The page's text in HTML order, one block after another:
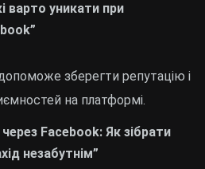
варто уникати при
зберегти репутацію і
на платформі.
через Facebook: Як зібрати
незабутнім”